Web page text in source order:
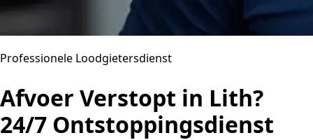
Professionele Loodgietersdienst
Afvoer Verstopt in Lith?
24/7 Ontstoppingsdienst